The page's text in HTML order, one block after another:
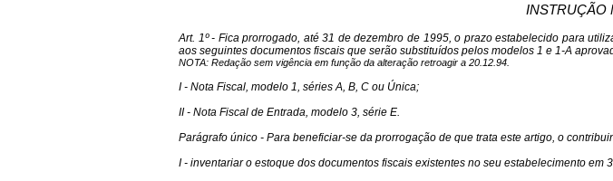
INSTRUÇÃO
Art. 1º - Fica prorrogado, até 31 de dezembro de 1995, o prazo estabelecido para
aos seguintes documentos fiscais que serão substituídos pelos modelos 1 e 1-A
NOTA: Redação sem vigência em função da alteração retroagir a 20.12.94.
I - Nota Fiscal, modelo 1, séries A, B, C ou Única;
II - Nota Fiscal de Entrada, modelo 3, série E.
Parágrafo único - Para beneficiar-se da prorrogação de que trata este artigo, o
I - inventariar o estoque dos documentos fiscais existentes no seu estabelecimento em